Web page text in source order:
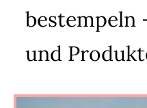
bestempeln
und